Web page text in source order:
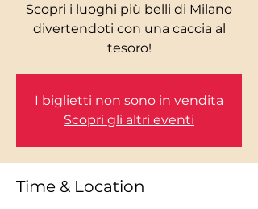
Scopri i luoghi più belli di Milano
divertendoti con una caccia al
tesoro!
I biglietti non sono in vendita
Scopri gli altri eventi
Time & Location